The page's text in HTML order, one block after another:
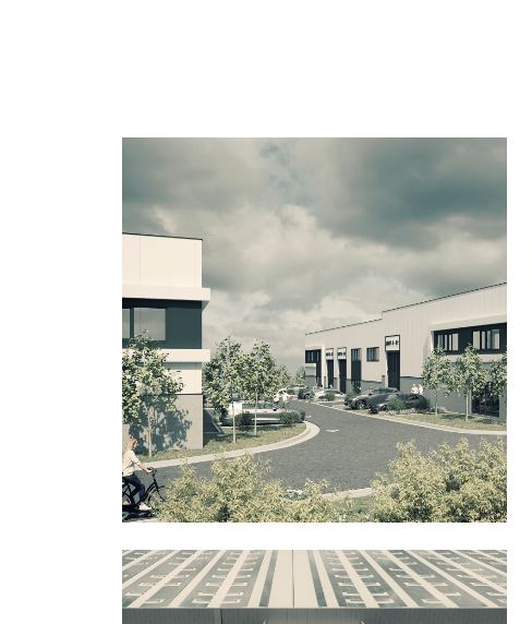
Bureaux Industriel